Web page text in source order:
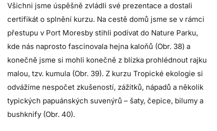
Všichni jsme úspěšně zvládli své prezentace a dostali
certifikát o splnění kurzu. Na cestě domů jsme se v rámci
přestupu v Port Moresby stihli podívat do Nature Parku,
kde nás naprosto fascinovala hejna kaloňů (Obr. 38) a
konečně jsme si mohli konečně z blízka prohlédnout rajku
malou, tzv. kumula (Obr. 39). Z kurzu Tropické ekologie si
odvážíme nespočet zkušeností, zážitků, nápadů a několik
typických papuánských suvenýrů – šaty, čepice, bilumy a
bushknify (Obr. 40).